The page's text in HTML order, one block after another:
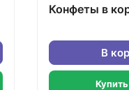
Конфеты в
В